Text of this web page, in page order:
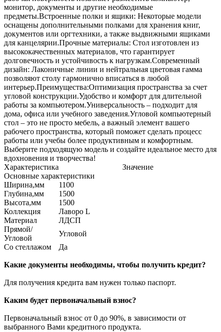
монитор, документы и другие необходимые
предметы.Встроенные полки и ящики: Некоторые модели
оснащены дополнительными полками для хранения книг,
документов или оргтехники, а также выдвижными ящиками
для канцелярии.Прочные материалы: Стол изготовлен из
высококачественных материалов, что гарантирует
долговечность и устойчивость к нагрузкам.Современный
дизайн: Лаконичные линии и нейтральная цветовая гамма
позволяют столу гармонично вписаться в любой
интерьер.Преимущества:Оптимизация пространства за счет
угловой конструкции.Удобство и комфорт для длительной
работы за компьютером.Универсальность – подходит для
дома, офиса или учебного заведения.Угловой компьютерный
стол – это не просто мебель, а важный элемент вашего
рабочего пространства, который поможет сделать процесс
работы или учебы более продуктивным и комфортным.
Выберите подходящую модель и создайте идеальное место для
вдохновения и творчества!
Характеристика
Значение
Основные характеристики
Ширина,мм
1100
Глубина,мм
1500
Высота,мм
1500
Коллекция
Лаворо L
Материал
ЛДСП
Прямой/
Угловой
Угловой
Со стеллажом
Да
Какие документы необходимы, чтобы получить кредит?
Для получения кредита вам нужен только паспорт.
Каким будет первоначальный взнос?
Первоначальный взнос от 0 до 90%, в зависимости от
выбранного Вами кредитного продукта.